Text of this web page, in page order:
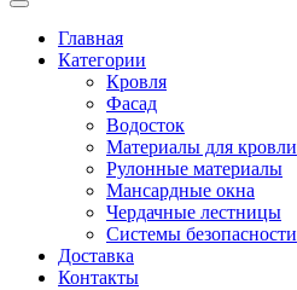
Open
ButtonГлавная
Категории
Кровля
Фасад
Водосток
Материалы для кровли
Рулонные материалы
Мансардные окна
Чердачные лестницы
Системы безопасности
Доставка
Контакты